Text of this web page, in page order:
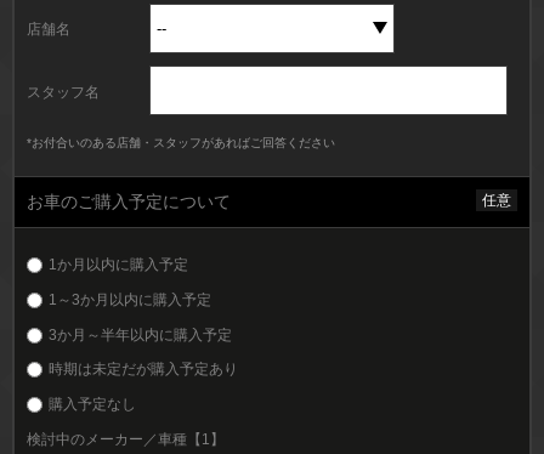
店舗名
スタッフ名
*お付合いのある店舗・スタッフがあればご回答ください
お車のご購入予定について 任意
1か月以内に購入予定
1～3か月以内に購入予定
3か月～半年以内に購入予定
時期は未定だが購入予定あり
購入予定なし
検討中のメーカー／車種【1】